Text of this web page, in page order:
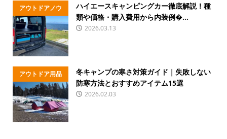
アウトドアノウ
ハウ
ハイエースキャンピングカー徹底解説！種
類や価格・購入費用から内装例�...
2026.03.13
アウトドア用品
冬キャンプの寒さ対策ガイド｜失敗しない
防寒方法とおすすめアイテム15選
2026.02.03